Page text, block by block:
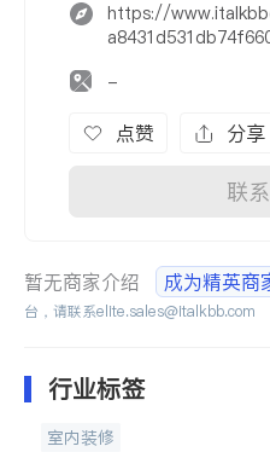
https://
-
点赞 分享
联
暂无商家介绍 成为精英商
台，请联系elite.sales@italkbb.com
行业标签
室内装修